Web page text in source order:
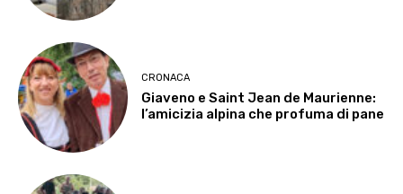
CRONACA
Giaveno e Saint Jean de Maurienne:
l’amicizia alpina che profuma di pane